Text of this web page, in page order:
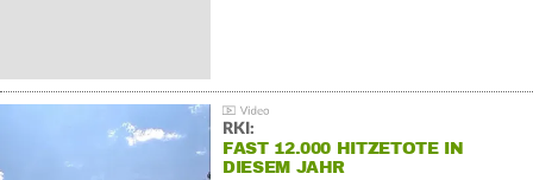
RKI:
FAST 12.000 HITZETOTE IN
DIESEM JAHR